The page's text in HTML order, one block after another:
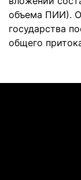
объема ПИИ).
государства
общего